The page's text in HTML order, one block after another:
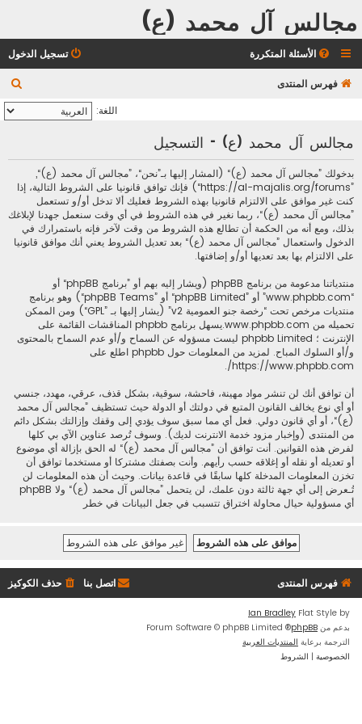
مجالس آل محمد (ع)
الأسئلة المتكررة تسجيل الدخول
فهرس المنتدى
ح
ث
اللغة:
مجالس آل محمد (ع) - التسجيل
بدخولك ”مجالس آل محمد (ع)“ (المشار إليها بـ”نحن“، ”مجالس آل محمد (ع)“,
”https://al-majalis.org/forums“) فإنك توافق قانونيا على الشروط التالية، إذا
كنت غير موافق على الالتزام قانونيا بهذه الشروط فعليك ألا تدخل أو/و تستعمل
”مجالس آل محمد (ع)“، ربما نغير في هذه الشروط في أي وقت سنعمل جهدنا لإبلاغك
بذلك، ومع أنه من الحكمة أن تطالع هذه الشروط من وقت لآخر فإنه باستمرارك في
الدخول واستعمال ”مجالس آل محمد (ع)“ بعد تعديل الشروط يعني أنك موافق قانونيا
على الالتزام بها بعد تعديها أو/و إضافتها.
منتدياتنا مدعومة من برنامج phpBB (ويشار إليه بهم أو ”برنامج phpBB“ أو
“www.phpbb.com” أو ”phpBB Limited“ أو ”phpBB Teams“) وهو برنامج
منتديات مرخص تحت “رخصة جنو العمومية v2
” (يشار إليها بـ ”GPL“) ومن الممكن
تحميله من www.phpbb.com
.يسهل برنامج phpbb المناقشات القائمة على
الإنترنت ؛ phpbb Limited ليست مسؤوله عن السماح و/أو عدم السماح بالمحتوى
و/أو السلوك المباح. لمزيد من المعلومات حول phpbb اطلع على
https://www.phpbb.com/
.
أن توافق أنك لن تنشر مواد مهينة، فاحشة، سوقية، بشكل قذف، عرقي، مهدد، جنسي
أو أي نوع يخالف القانون المتبع في دولتك أو الدولة حيث تستظيف ”مجالس آل محمد
(ع)“، أو أي قانون دولي. فعل أي مما سبق سوف يؤدي إلى وقفك وإزالتك بشكل دائم
من المنتدى (وإخبار مزود خدمة الانترنت لديك). وسوف تُرصد عناوين الآي بي كلها
لفرض هذه القوانين. أنت توافق أن ”مجالس آل محمد (ع)“ له الحق بإزالة أي موضوع
أو تعديله أو نقله أو إغلاقه حسب رأيهم. وأنت بصفتك مشتركا أو مستخدما توافق أن
تخزن المعلومات المدخلة كلها سابقًا في قاعدة بيانات. وحيث أن هذه المعلومات لن
تُـعرض إلى أي جهة ثالثة دون علمك، لن يتحمل ”مجالس آل محمد (ع)“ ولا phpBB
أي مسؤولية حيال محاولة اختراق تتسبب في جعل البيانات في خطر
فهرس المنتدى حذف الكوكيز اتصل بنا
Flat Style by
Ian Bradley
بدعم من phpBB
® Forum Software © phpBB Limited
الترجمة برعاية المنتديات العربية
الخصوصية | الشروط